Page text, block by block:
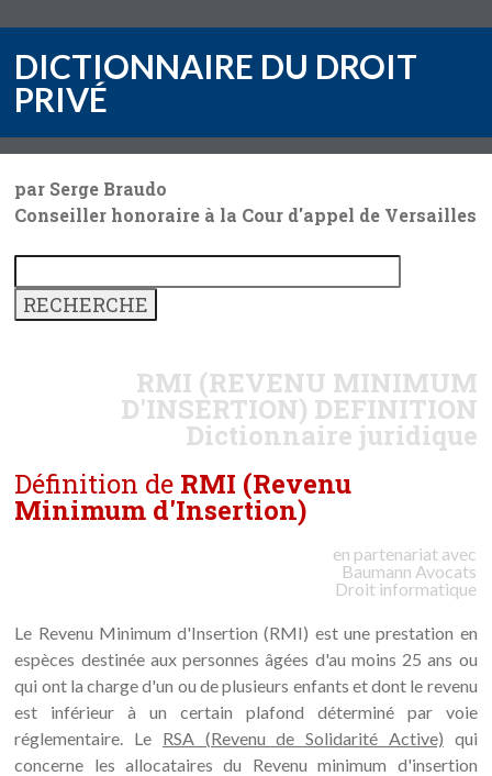
DICTIONNAIRE DU DROIT
PRIVÉ
par Serge Braudo
Conseiller honoraire à la Cour d'appel de Versailles
RMI (REVENU MINIMUM
D'INSERTION) DEFINITION
Dictionnaire juridique
Définition de RMI (Revenu
Minimum d'Insertion)
en partenariat avec
Baumann Avocats
Droit informatique
Le Revenu Minimum d'Insertion (RMI) est une prestation en
espèces destinée aux personnes âgées d'au moins 25 ans ou
qui ont la charge d'un ou de plusieurs enfants et dont le revenu
est inférieur à un certain plafond déterminé par voie
réglementaire. Le RSA (Revenu de Solidarité Active) qui
concerne les allocataires du Revenu minimum d'insertion